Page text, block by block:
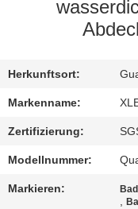
CONTROL
US
REQUEST
A
QUOTE
Herkunftsort:
Markenname:
Zertifizierung:
Modellnummer:
Markieren:
,